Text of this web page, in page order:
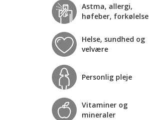
Astma, allergi,
høfeber, forkølelse
Helse, sundhed og
velvære
Personlig pleje
Vitaminer og
mineraler